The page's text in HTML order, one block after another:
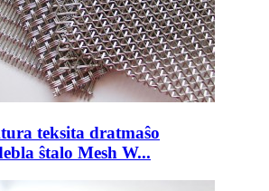
teksita dratmaŝo
ŝtalo Mesh W...